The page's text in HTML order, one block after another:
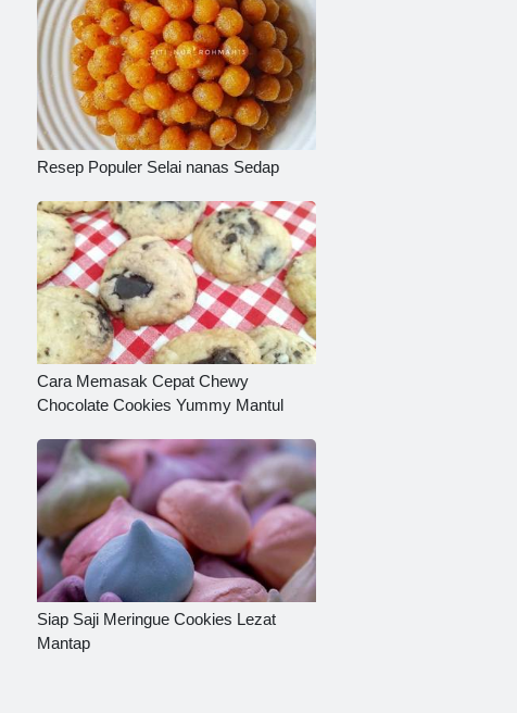
Resep Populer Selai nanas Sedap
Cara Memasak Cepat Chewy
Chocolate Cookies Yummy Mantul
Siap Saji Meringue Cookies Lezat
Mantap